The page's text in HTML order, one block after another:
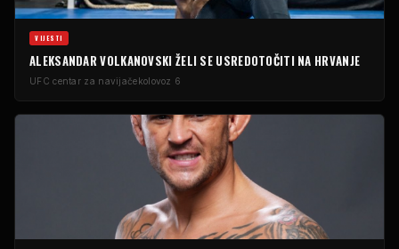
VIJESTI
ALEKSANDAR VOLKANOVSKI ŽELI SE USREDOTOČITI NA HRVANJE
UFC centar za navijače kolovoz 6